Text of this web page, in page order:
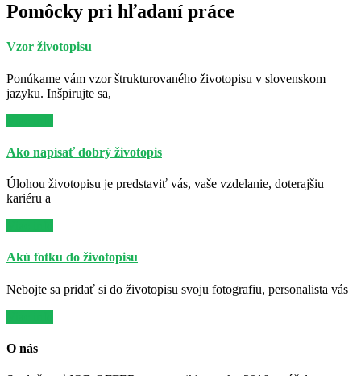
Pomôcky pri hľadaní práce
Vzor životopisu
Ponúkame vám vzor štrukturovaného životopisu v slovenskom
jazyku. Inšpirujte sa,
Ako napísať dobrý životopis
Úlohou životopisu je predstaviť vás, vaše vzdelanie, doterajšiu
kariéru a
Akú fotku do životopisu
Nebojte sa pridať si do životopisu svoju fotografiu, personalista vás
O nás